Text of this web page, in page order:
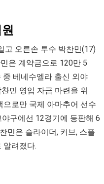
고 오른손 투수 박찬민(17)
은 계약금으로 120만 5
베네수엘라 출신 외야
민 영입 자금 마련을 위
로만 국제 아마추어 선수
구에선 12경기에 등판해 6
민은 슬라이더, 커브, 스플
알려졌다.